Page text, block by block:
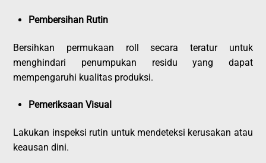
Pembersihan Rutin
Bersihkan permukaan roll secara teratur untuk
menghindari penumpukan residu yang dapat
mempengaruhi kualitas produksi.
Pemeriksaan Visual
Lakukan inspeksi rutin untuk mendeteksi kerusakan atau
keausan dini.